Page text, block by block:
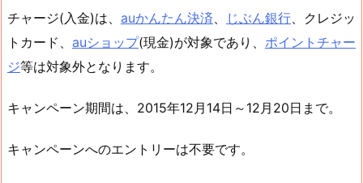
チャージ(入金)は、 auかんたん決済 じぶん銀行 、クレジッ
トカード、 auショップ(現金)が対象であり、 ポイントチャー
ジ等は対象外となります。
キャンペーン期間は、2015年12月14日～12月20日まで。
キャンペーンへのエントリーは不要です。